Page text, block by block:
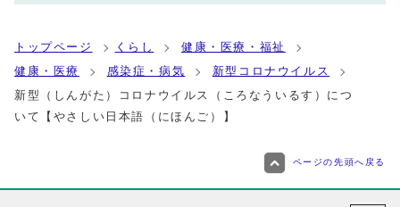
トップページ くらし
健康・医療・福祉
健康・医療
感染症・病気
新型コロナウイルス
新型（しんがた）コロナウイルス（ころなういるす）につ
いて【やさしい日本語（にほんご）】
ページの先頭へ戻る